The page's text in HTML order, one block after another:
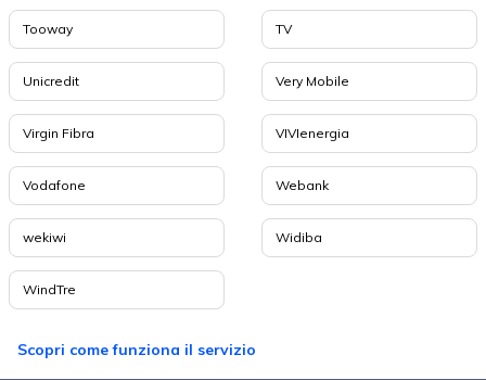
Tooway TV
Unicredit Very Mobile
Virgin Fibra VIVIenergia
Vodafone Webank
wekiwi Widiba
WindTre
Scopri come funziona il servizio